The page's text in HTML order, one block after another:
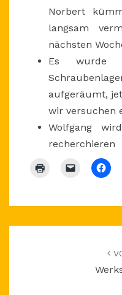
Norbert
langsam
nächsten
Es wurde
aufgeräumt,
wir versuchen
Wolfgang
recherchieren